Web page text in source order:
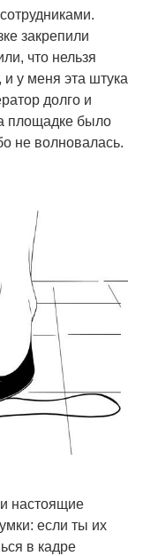
закрепили
что нельзя
и у меня эта штука
долго и
площадке было
не волновалась.
настоящие
если ты их
в кадре